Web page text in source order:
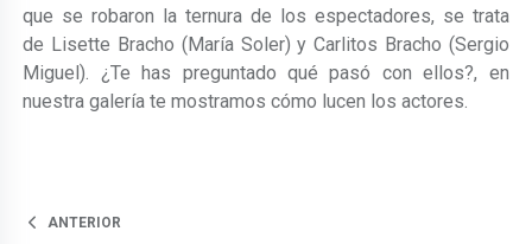
que se robaron la ternura de los espectadores, se trata
de Lisette Bracho (María Soler) y Carlitos Bracho (Sergio
Miguel). ¿Te has preguntado qué pasó con ellos?, en
nuestra galería te mostramos cómo lucen los actores.
ANTERIOR